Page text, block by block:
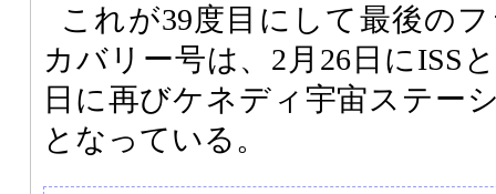
これが39度目にして最後の
カバリー号は、2月26日にISS
日に再びケネディ宇宙ステー
となっている。